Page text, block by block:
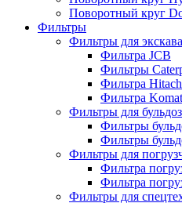
Поворотный круг
Фильтры
Фильтры для
Фильтра JCB
Фильтры
Фильтра
Фильтра
Фильтры для
Фильтры
Фильтры
Фильтры для
Фильтра
Фильтра
Фильтры для